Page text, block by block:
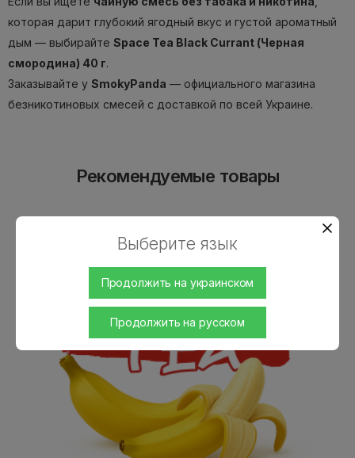
Выберите язык
Продолжить на украинском
Продолжить на русском
которая дарит глубокий ягодный вкус и густой ароматный
дым — выбирайте Space Tea Black Currant (Черная
смородина) 40 г.
Заказывайте у SmokyPanda — официального магазина
безникотиновых смесей с доставкой по всей Украине.
Рекомендуемые товары